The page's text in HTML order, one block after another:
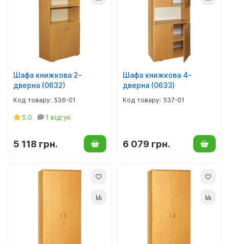
Шафа книжкова 2-
дверна (0632)
536-01
5.0 1 відгук
5 118 грн.
Шафа книжкова 4-
дверна (0633)
537-01
6 079 грн.